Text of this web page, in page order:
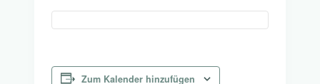
Zum Kalender hinzufügen